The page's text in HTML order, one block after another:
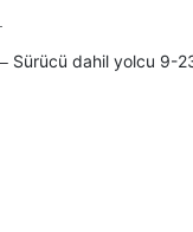
– Sürücü dahil yolcu 9-